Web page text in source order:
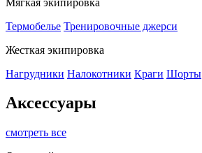
Термобелье Тренировочные джерси
Жесткая экипировка
Нагрудники Налокотники Краги Шорты
Аксессуары
смотреть все